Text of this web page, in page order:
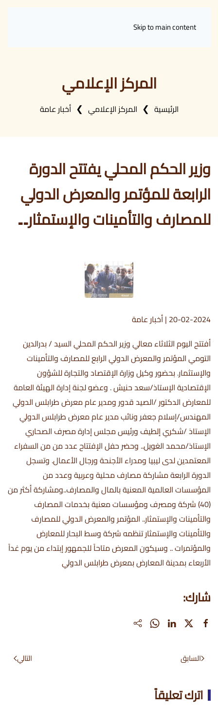
Skip to main content
المركز الإعلامي
الرئيسية المركز الإعلامي أخبار عامة
وزير الحكم المحلي يفتتح الدورة
الرابعة للمؤتمر والمعرض الدولي
للمصارف والتأمينات والإستمثار۔۔
20-02-2024
|أخبار عامة
أفتتح اليوم الثلاثاء معالي وزير الحكم المحلي السيد / بدرالدين
التومي المؤتمر والمعرض الدولي الرابع للمصارف والتأمينات
والإستثمار. بحضور وكيل وزارة الإقتصاد والتجارة للشؤون
الإقتصادية الإستاذ/سعد حنيش . وعضو لجنة إدارة الهيئة العامة
للمعارض الدكتور /الصيد قدور ومدير عام معرض طرابلس الدولي
المهندس/إسلام جعفر ونائب مدير عام معرض طرابلس الدولي
الإستاذ /شكري إلطيف ورئيس مجلس إدارة مصرف الصحاري
الإستاذ/محمد الغويل.. وحضر حفل الإفتتاح عدد من من السفراء
المعتمدين لدى ليبيا ومدراء الأجنحة ورجال الأعمال. وتسجل
الدورة الرابعة مشاركة مصارف محلية وعربية وعدد من
المؤسسات العالمية المعنية بالمال والمصارف..ومشاركة أكثر من
(40) شركة ومصرف ومؤسسات معنية بخدمات المصارف
والتأمينات والإستمثار.. المؤتمر والمعرض الدولي للمصارف
والتأمينات والإستمثار تنظمه شركة وسط البحار للمعارض
والمؤتمرات .. وسيكون المعرض متاحاً للجمهور إبتداء من يوم غداً
الأربعاء بمدينة المعارض بمعرض طرابلس الدولي
شارك:
السابق التالي
اترك تعليقاً